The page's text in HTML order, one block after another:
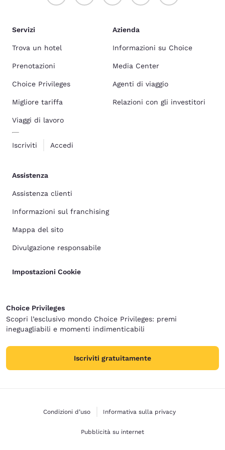
Servizi
Trova un hotel
Prenotazioni
Choice Privileges
Migliore tariffa
Viaggi di lavoro
Iscriviti Accedi
Azienda
Informazioni su Choice
Media Center
Agenti di viaggio
Relazioni con gli investitori
Assistenza
Assistenza clienti
Informazioni sul franchising
Mappa del sito
Divulgazione responsabile
Impostazioni Cookie
Choice Privileges
Scopri l’esclusivo mondo Choice Privileges: premi
ineguagliabili e momenti indimenticabili
Iscriviti gratuitamente
Condizioni d’uso Informativa sulla privacy
Pubblicità su internet